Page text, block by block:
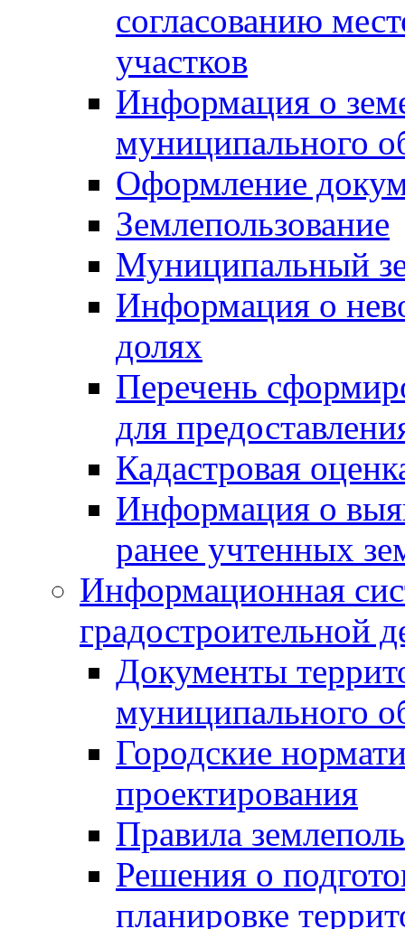
согласованию
участков
Информация о
муниципального
Оформление
Землепользование
Муниципальный
Информация о
долях
Перечень
для
Кадастровая
Информация о
ранее учтенных
Информационная
градостроительной
Документы
муниципального
Городские
проектирования
Правила
Решения о
планировке